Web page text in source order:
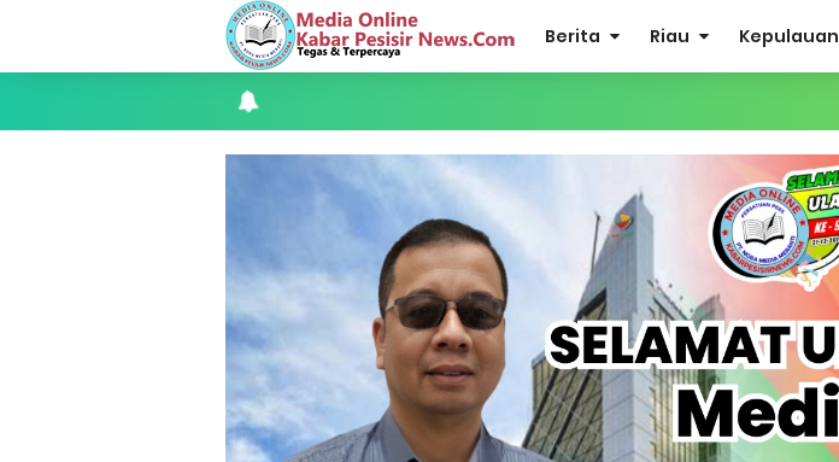
Berita Riau
Kapolres Kepulauan Meranti Perkuat Sinergi Jelang Ekspedisi Merah Putih
Teluk Belitung Bagaikan Kota Mati Disaat Listrik Diberlakukan
F-PETIR Desak Pemkab Lingga Segera Buka Solusi Tambang Timah
Saat Duka Menyelimuti Korban Serangan Monyet, YBM PLN UP3 Rengat
Wabup Meranti Serahkan Santunan BPJS Rp52 Juta, Optimalisasi